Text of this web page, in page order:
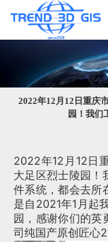
2022年12月12日重庆
园！我们
2022年12月12日
大足区烈士陵园！
件系统，都会去所
是自2021年1月起
园，感谢你们的英
司纯国产原创匠心